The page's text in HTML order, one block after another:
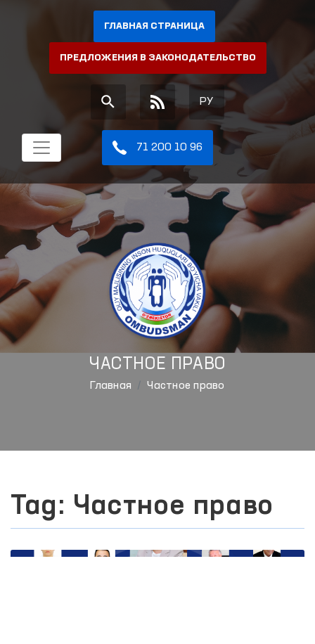
ГЛАВНАЯ СТРАНИЦА
ПРЕДЛОЖЕНИЯ В ЗАКОНОДАТЕЛЬСТВО
РУ
71 200 10 96
ЧАСТНОЕ ПРАВО
Главная Частное право
Tag: Частное право